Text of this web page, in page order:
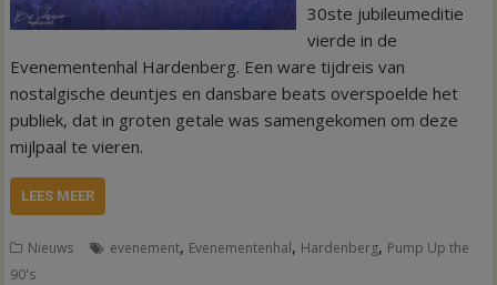
30ste jubileumeditie
vierde in de
Evenementenhal Hardenberg. Een ware tijdreis van
nostalgische deuntjes en dansbare beats overspoelde het
publiek, dat in groten getale was samengekomen om deze
mijlpaal te vieren.
LEES MEER
Nieuws evenement, Evenementenhal, Hardenberg, Pump Up the
90's